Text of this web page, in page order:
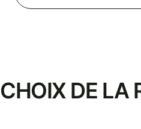
CHOIX DE LA